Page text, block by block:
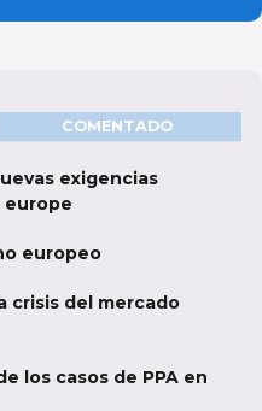
COMENTADO
exigencias
europe
europeo
crisis del mercado
los casos de PPA en